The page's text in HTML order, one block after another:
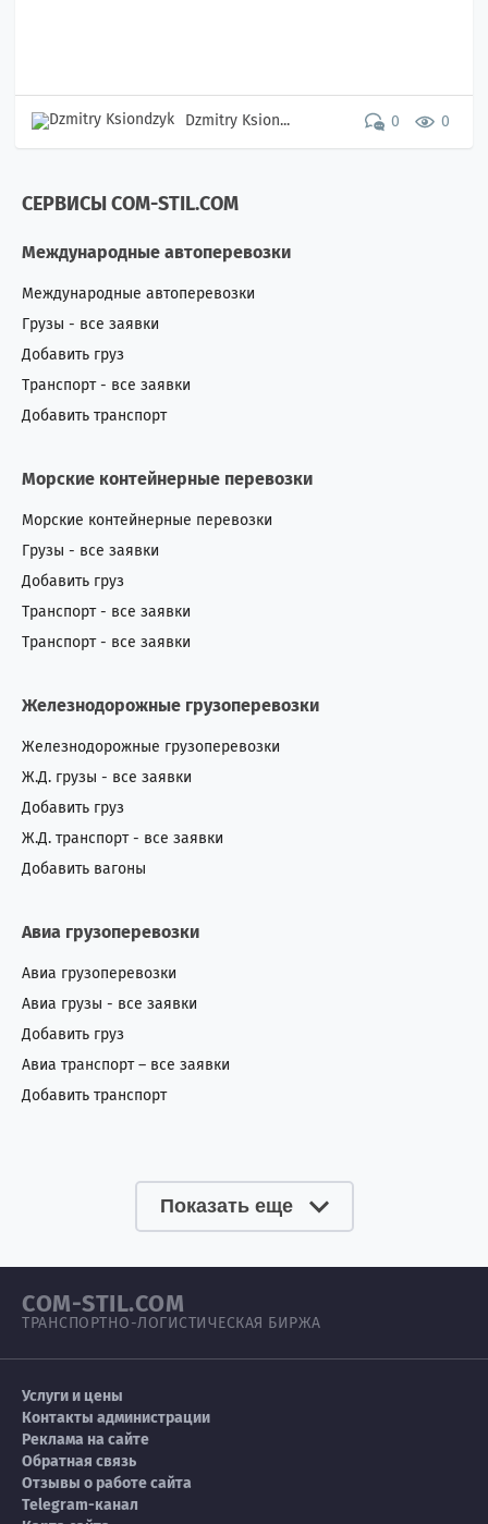
Dzmitry Ksion... 0 0
СЕРВИСЫ COM-STIL.COM
Международные автоперевозки
Международные автоперевозки
Грузы - все заявки
Добавить груз
Транспорт - все заявки
Добавить транспорт
Морские контейнерные перевозки
Морские контейнерные перевозки
Грузы - все заявки
Добавить груз
Транспорт - все заявки
Транспорт - все заявки
Железнодорожные грузоперевозки
Железнодорожные грузоперевозки
Ж.Д. грузы - все заявки
Добавить груз
Ж.Д. транспорт - все заявки
Добавить вагоны
Авиа грузоперевозки
Авиа грузоперевозки
Авиа грузы - все заявки
Добавить груз
Авиа транспорт – все заявки
Добавить транспорт
Показать еще
COM-STIL.COM
ТРАНСПОРТНО-ЛОГИСТИЧЕСКАЯ БИРЖА
Услуги и цены
Контакты администрации
Реклама на сайте
Обратная связь
Отзывы о работе сайта
Telegram-канал